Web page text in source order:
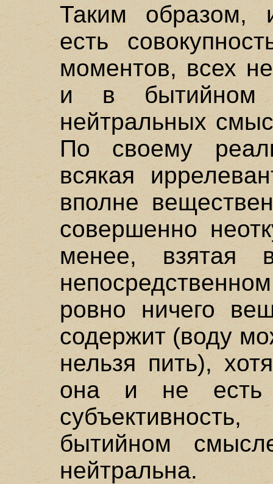
Таким образом,
есть
моментов, всех
и в бытийном
нейтральных
По своему
всякая
вполне
совершенно
менее, взятая
ровно ничего
содержит (воду
нельзя пить),
она и не есть
бытийном
нейтральна.